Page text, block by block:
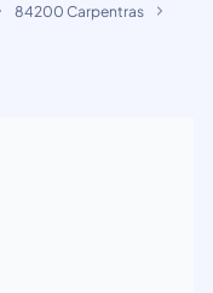
84200 Carpentras